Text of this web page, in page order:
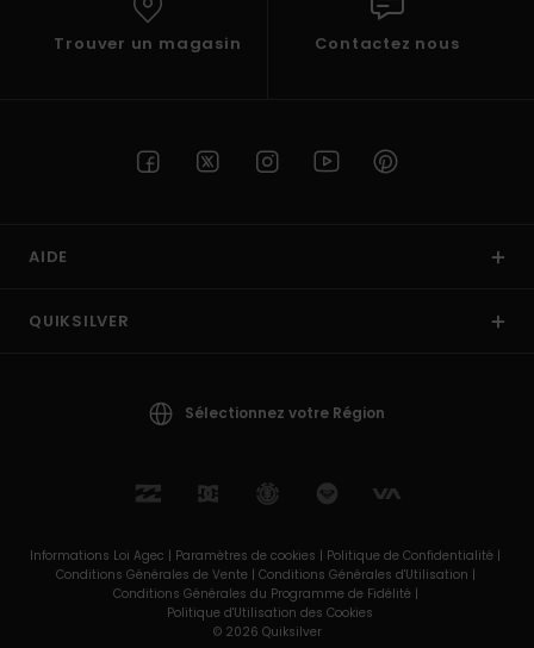
Trouver un magasin Contactez nous
AIDE
QUIKSILVER
Sélectionnez votre Région
Informations Loi Agec | Paramètres de cookies | Politique de Confidentialité |
Conditions Générales de Vente | Conditions Générales d'Utilisation |
Conditions Générales du Programme de Fidélité |
Politique d'Utilisation des Cookies
© 2026 Quiksilver